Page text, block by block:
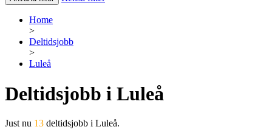
Home
>
Deltidsjobb
>
Luleå
Deltidsjobb i Luleå
Just nu 13 deltidsjobb i Luleå.